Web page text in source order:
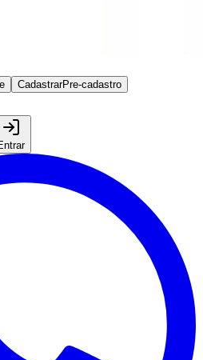
CadastrarPre-cadastro